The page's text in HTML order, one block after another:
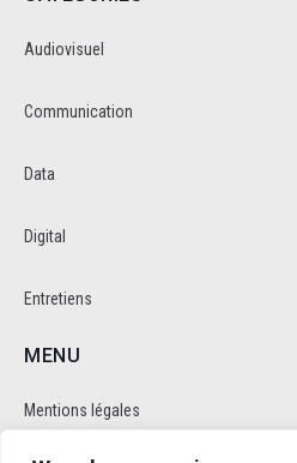
Audiovisuel
Communication
Data
Digital
Entretiens
MENU
Mentions légales